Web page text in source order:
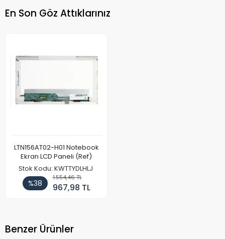
En Son Göz Attıklarınız
LTN156AT02-H01 Notebook
Ekran LCD Paneli (Ref)
Stok Kodu: KWTTYDLHLJ
%38
1.554,46 TL
967,98 TL
Benzer Ürünler